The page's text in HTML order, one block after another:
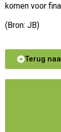
komen voor
(Bron: JB)
Terug